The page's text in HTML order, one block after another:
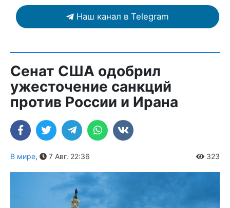
Наш канал в Telegram
Сенат США одобрил
ужесточение санкций
против России и Ирана
В мире, 7 Авг. 22:36 323